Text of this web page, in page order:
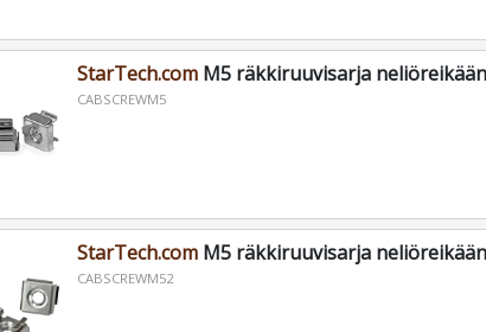
StarTech.comM5 räkkiruuvisarja
CABSCREWM5
StarTech.comM5 räkkiruuvisarja
CABSCREWM52